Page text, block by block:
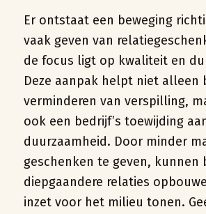
Er ontstaat een beweging
vaak geven van
de focus ligt op kwaliteit en
Deze aanpak helpt niet alleen
verminderen van verspilling,
ook een bedrijf’s toewijding
duurzaamheid. Door minder
geschenken te geven, kunnen
diepgaandere relaties
inzet voor het milieu tonen.